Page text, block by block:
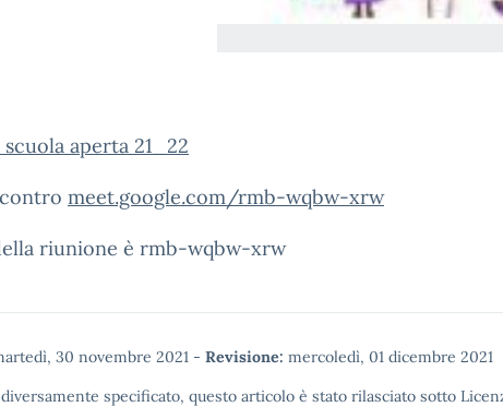
aperta 21_22
meet.google.com/rmb-wqbw-xrw
riunione è rmb-wqbw-xrw
30 novembre 2021 - Revisione: mercoledì, 01 dicembre 2021
specificato, questo articolo è stato rilasciato sotto